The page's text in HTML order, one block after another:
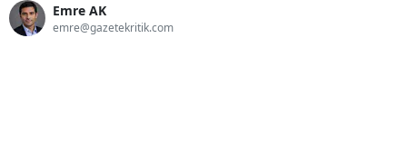
Emre AK
emre@gazetekritik.com